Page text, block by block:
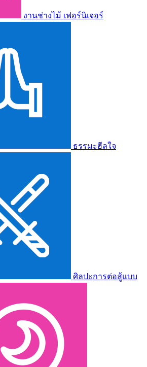
งานช่างไม้ เฟอร์นิเจอร์
ธรรมะฮีลใจ
ศิลปะการต่อสู้แบบ